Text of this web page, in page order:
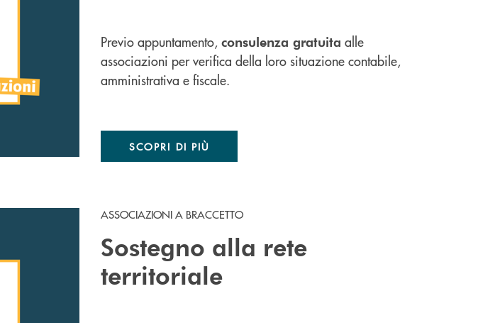
Previo appuntamento, consulenza gratuita alle
associazioni per verifica della loro situazione contabile,
amministrativa e fiscale.
SCOPRI DI PIÙ
ASSOCIAZIONI A BRACCETTO
Sostegno alla rete
territoriale